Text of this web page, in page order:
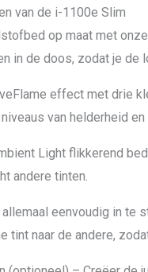
van de i-1100e Slim
op maat met
in de doos, zodat je de
effect met drie
van helderheid
Light flikkerend
andere tinten.
eenvoudig in te
tint naar de andere,